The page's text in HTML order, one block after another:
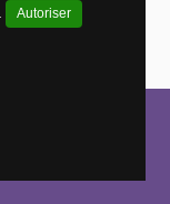
Autoriser